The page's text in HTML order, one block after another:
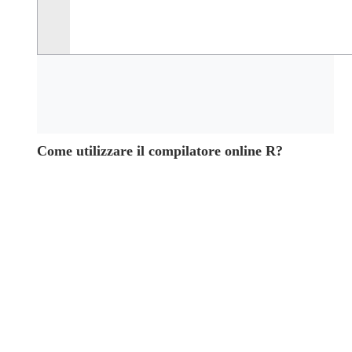
Come utilizzare il compilatore online R?